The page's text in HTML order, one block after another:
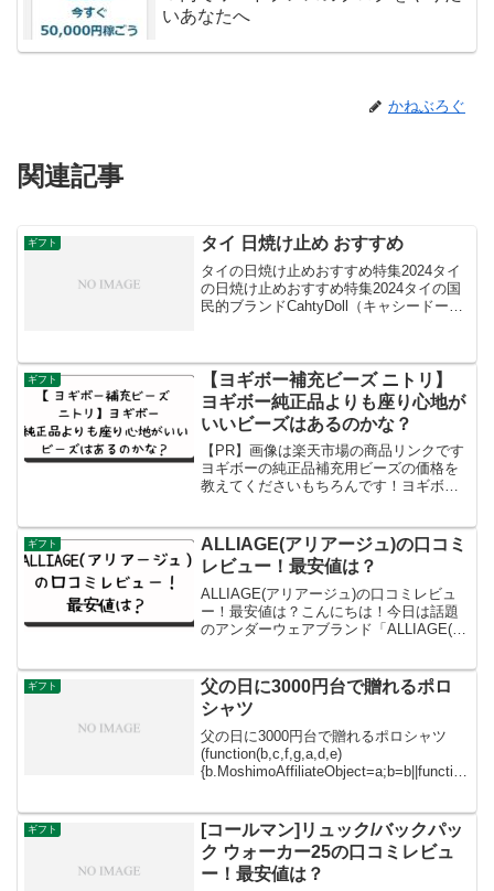
いあなたへ
かねぶろぐ
関連記事
ギフト タイ 日焼け止め おすすめ
タイの日焼け止めおすすめ特集2024タイ
の日焼け止めおすすめ特集2024タイの国
民的ブランドCahtyDoll（キャシードー
脂へ...
ギフト
【ヨギボー補充ビーズ ニトリ】
ヨギボー純正品よりも座り心地が
いいビーズはあるのかな？
【PR】画像は楽天市場の商品リンクです
ヨギボーの純正品補充用ビーズの価格を
教えてくださいもちろんです！ヨギボー
ボの補充ビーズは、以下の3つのサイズが
あります：750g ...
ギフト
ALLIAGE(アリアージュ)の口コミ
レビュー！最安値は？
ALLIAGE(アリアージュ)の口コミレビュ
ー！最安値は？こんにちは！今日は話題
のアンダーウェアブランド「ALLIAGE(ア
ALLIAGE(アリアージュ)は、2021年に誕
生...
ギフト
父の日に3000円台で贈れるポロ
シャツ
父の日に3000円台で贈れるポロシャツ
(function(b,c,f,g,a,d,e)
{b.MoshimoAffiliateObject=a;b=b||function
ギフト
[コールマン]リュック/バックパッ
ク ウォーカー25の口コミレビュ
ー！最安値は？